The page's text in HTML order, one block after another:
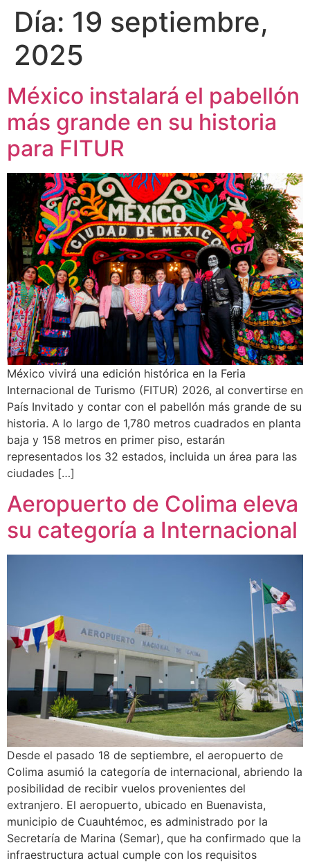
Día: 19 septiembre,
2025
México instalará el pabellón
más grande en su historia
para FITUR
México vivirá una edición histórica en la Feria
Internacional de Turismo (FITUR) 2026, al convertirse en
País Invitado y contar con el pabellón más grande de su
historia. A lo largo de 1,780 metros cuadrados en planta
baja y 158 metros en primer piso, estarán
representados los 32 estados, incluida un área para las
ciudades […]
Aeropuerto de Colima eleva
su categoría a Internacional
Desde el pasado 18 de septiembre, el aeropuerto de
Colima asumió la categoría de internacional, abriendo la
posibilidad de recibir vuelos provenientes del
extranjero. El aeropuerto, ubicado en Buenavista,
municipio de Cuauhtémoc, es administrado por la
Secretaría de Marina (Semar), que ha confirmado que la
infraestructura actual cumple con los requisitos